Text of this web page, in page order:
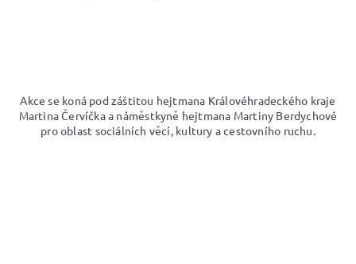
Akce se koná pod záštitou hejtmana Královéhradeckého kraje
Martina Červíčka a náměstkyně hejtmana Martiny Berdychové
pro oblast sociálních věcí, kultury a cestovního ruchu.